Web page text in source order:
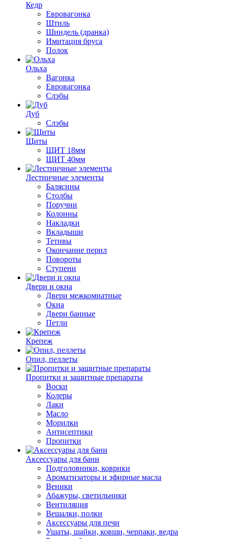
Кедр
Евровагонка
Штиль
Шиндель (дранка)
Имитация бруса
Полок
Ольха
Вагонка
Евровагонка
Слэбы
Дуб
Слэбы
Щиты
ЩИТ 18мм
ЩИТ 40мм
Лестничные элементы
Балясины
Столбы
Поручни
Колонны
Накладки
Вкладыши
Тетивы
Окончание перил
Повороты
Ступени
Двери и окна
Двери межкомнатные
Окна
Двери банные
Петли
Крепеж
Опил, пеллеты
Пропитки и защитные препараты
Воски
Колеры
Лаки
Масло
Морилки
Антисептики
Пропитки
Аксессуары для бани
Подголовники, коврики
Ароматизаторы и эфирные масла
Веники
Абажуры, светильники
Вентиляция
Вешалки, полки
Аксессуары для печи
Ушаты, шайки, ковши, черпаки, ведра